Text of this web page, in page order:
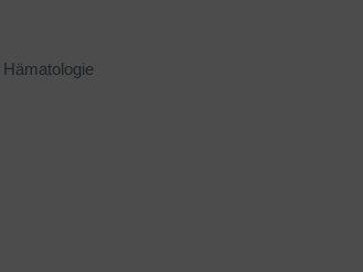
Hämatologie